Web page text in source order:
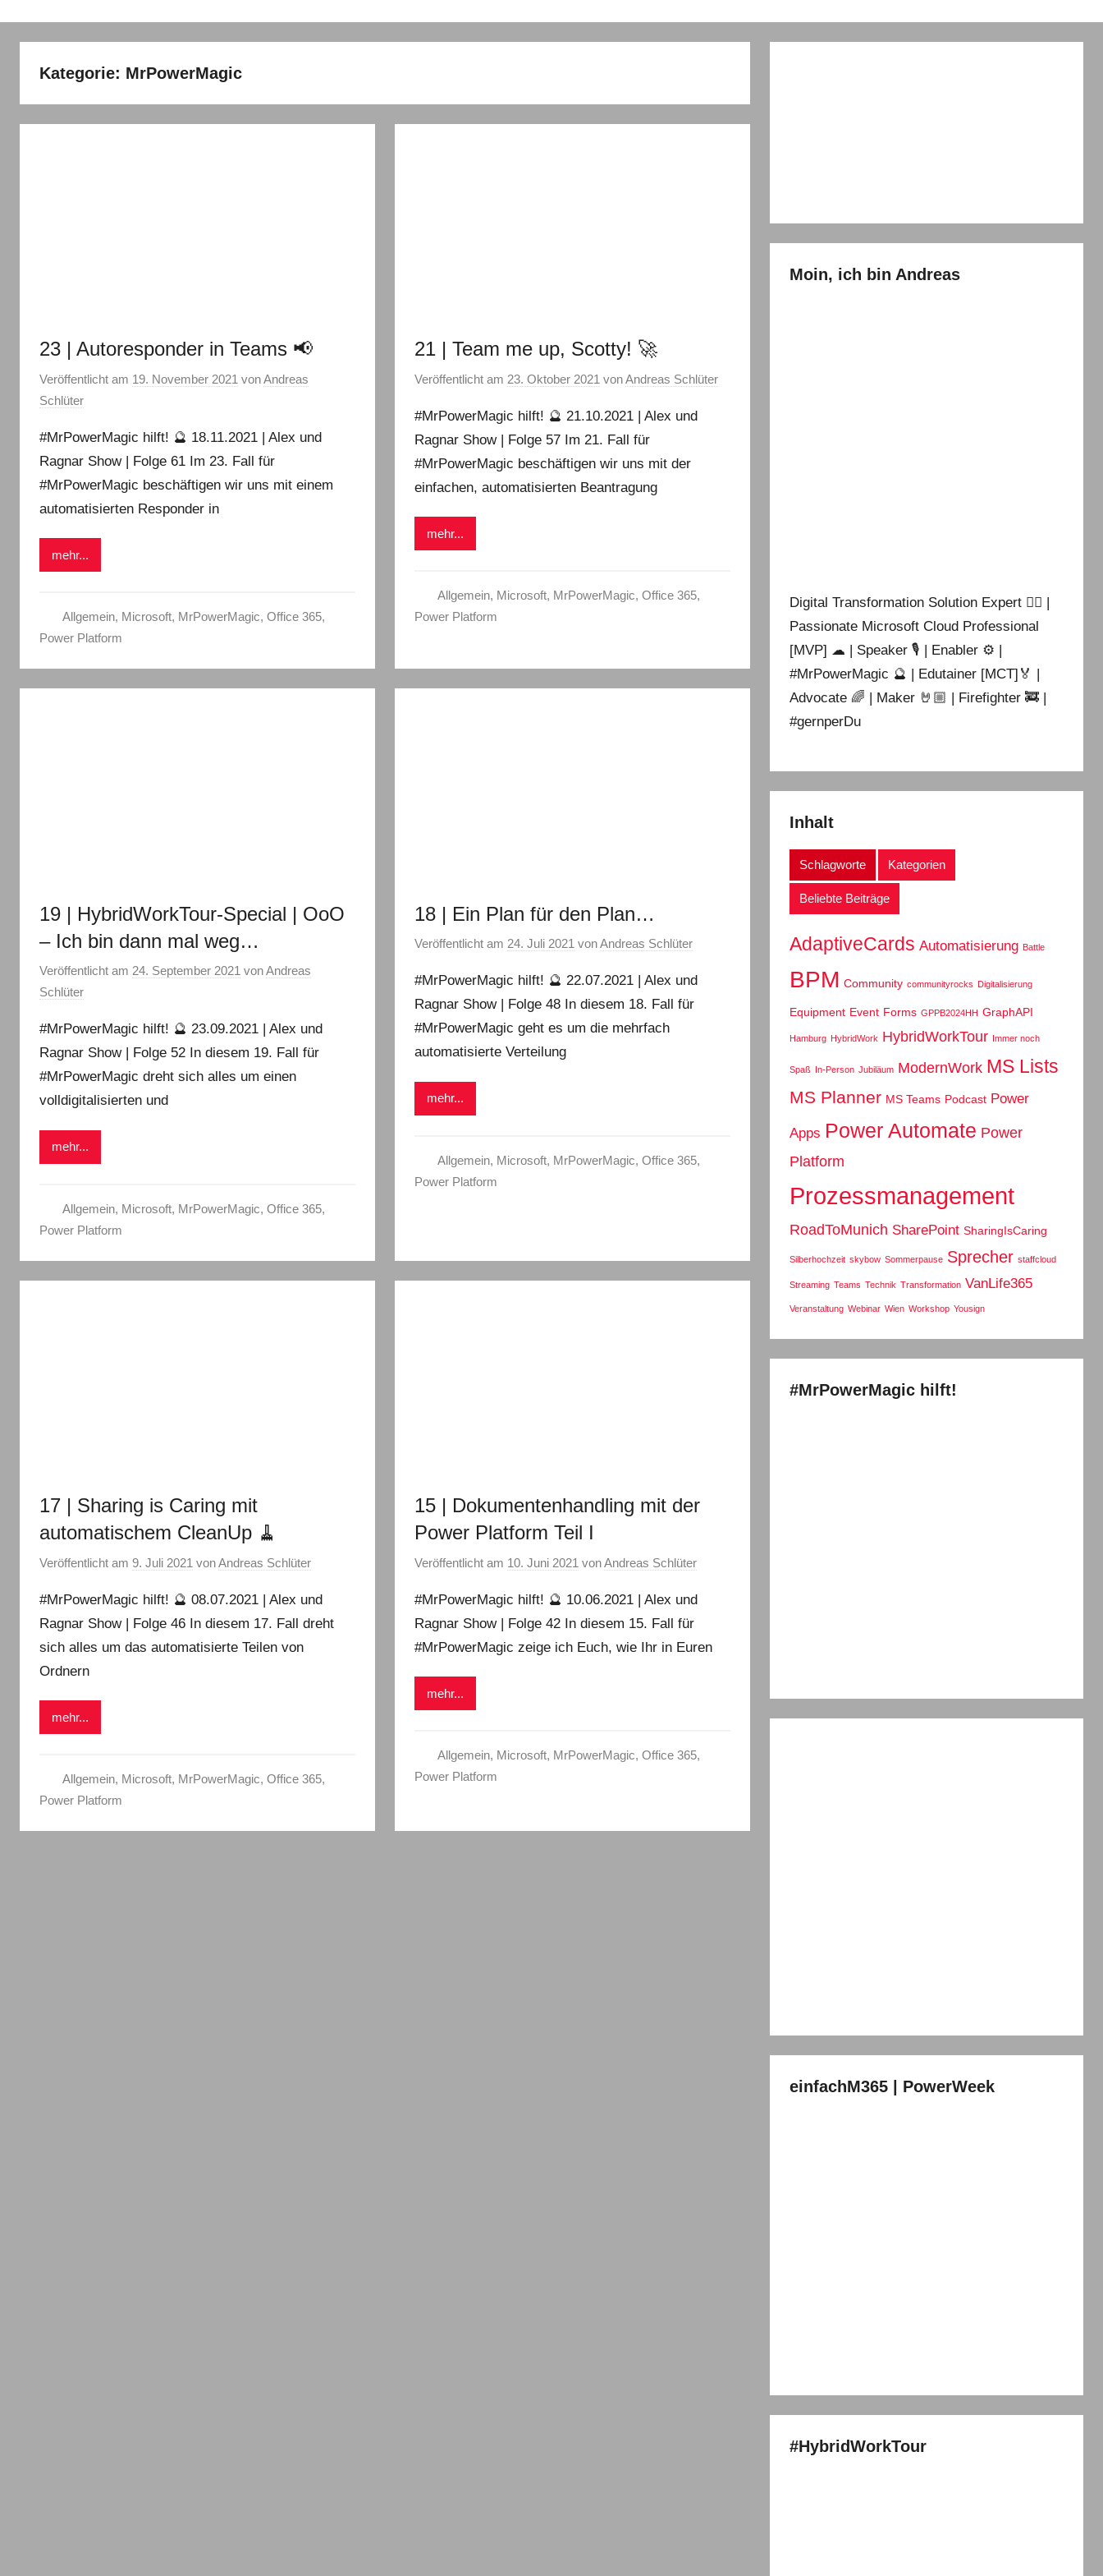
Kategorie: MrPowerMagic
23 | Autoresponder in Teams 📢
Veröffentlicht am 19. November 2021 vonAndreas
Schlüter
#MrPowerMagic hilft! 🔮 18.11.2021 | Alex und
Ragnar Show | Folge 61 Im 23. Fall für
#MrPowerMagic beschäftigen wir uns mit einem
automatisierten Responder in
mehr...
Allgemein, Microsoft, MrPowerMagic, Office 365,
Power Platform
21 | Team me up, Scotty! 🚀
Veröffentlicht am 23. Oktober 2021 vonAndreas Schlüter
#MrPowerMagic hilft! 🔮 21.10.2021 | Alex und
Ragnar Show | Folge 57 Im 21. Fall für
#MrPowerMagic beschäftigen wir uns mit der
einfachen, automatisierten Beantragung
mehr...
Allgemein, Microsoft, MrPowerMagic, Office 365,
Power Platform
19 | HybridWorkTour-Special | OoO
– Ich bin dann mal weg…
Veröffentlicht am 24. September 2021 vonAndreas
Schlüter
#MrPowerMagic hilft! 🔮 23.09.2021 | Alex und
Ragnar Show | Folge 52 In diesem 19. Fall für
#MrPowerMagic dreht sich alles um einen
volldigitalisierten und
mehr...
Allgemein, Microsoft, MrPowerMagic, Office 365,
Power Platform
18 | Ein Plan für den Plan…
Veröffentlicht am 24. Juli 2021 vonAndreas Schlüter
#MrPowerMagic hilft! 🔮 22.07.2021 | Alex und
Ragnar Show | Folge 48 In diesem 18. Fall für
#MrPowerMagic geht es um die mehrfach
automatisierte Verteilung
mehr...
Allgemein, Microsoft, MrPowerMagic, Office 365,
Power Platform
17 | Sharing is Caring mit
automatischem CleanUp 🧹
Veröffentlicht am 9. Juli 2021 vonAndreas Schlüter
#MrPowerMagic hilft! 🔮 08.07.2021 | Alex und
Ragnar Show | Folge 46 In diesem 17. Fall dreht
sich alles um das automatisierte Teilen von
Ordnern
mehr...
Allgemein, Microsoft, MrPowerMagic, Office 365,
Power Platform
15 | Dokumentenhandling mit der
Power Platform Teil I
Veröffentlicht am 10. Juni 2021 vonAndreas Schlüter
#MrPowerMagic hilft! 🔮 10.06.2021 | Alex und
Ragnar Show | Folge 42 In diesem 15. Fall für
#MrPowerMagic zeige ich Euch, wie Ihr in Euren
mehr...
Allgemein, Microsoft, MrPowerMagic, Office 365,
Power Platform
Moin, ich bin Andreas
Digital Transformation Solution Expert 👷‍♂️ |
Passionate Microsoft Cloud Professional
[MVP] ☁ | Speaker 🎙 | Enabler ⚙ |
#MrPowerMagic 🔮 | Edutainer [MCT]🏅 |
Advocate 🌈 | Maker 🤘🏼 | Firefighter 🚒 |
#gernperDu
Inhalt
Schlagworte Kategorien
Beliebte Beiträge
AdaptiveCards Automatisierung Battle
BPM Community communityrocks Digitalisierung
Equipment Event Forms GPPB2024HH GraphAPI
Hamburg HybridWork HybridWorkTour Immer noch
Spaß In-Person Jubiläum ModernWork MS Lists
MS Planner MS Teams Podcast Power
Apps Power Automate Power
Platform
Prozessmanagement
RoadToMunich SharePoint SharingIsCaring
Silberhochzeit skybow Sommerpause Sprecher staffcloud
Streaming Teams Technik Transformation VanLife365
Veranstaltung Webinar Wien Workshop Yousign
#MrPowerMagic hilft!
einfachM365 | PowerWeek
#HybridWorkTour